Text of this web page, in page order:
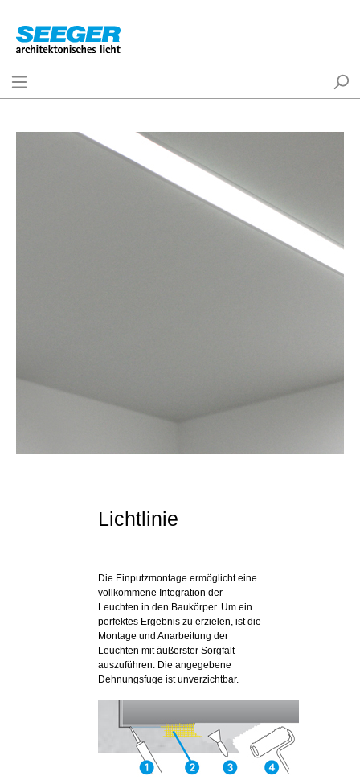
Lichtlinie
Die Einputzmontage ermöglicht eine
vollkommene Integration der
Leuchten in den Baukörper. Um ein
perfektes Ergebnis zu erzielen, ist die
Montage und Anarbeitung der
Leuchten mit äußerster Sorgfalt
auszuführen. Die angegebene
Dehnungsfuge ist unverzichtbar.